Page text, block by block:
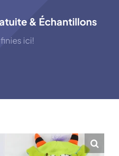
& Échantillons
ici!